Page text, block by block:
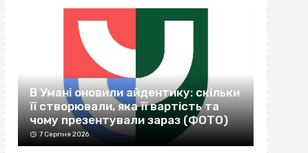
В Умані оновили айдентику: скільки
її створювали, яка її вартість та
чому презентували зараз (ФОТО)
7 Серпня 2026